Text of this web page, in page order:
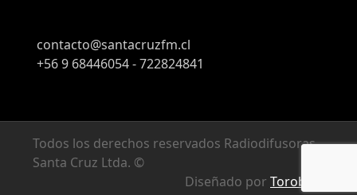
contacto@santacruzfm.cl
+56 9 68446054 - 722824841
Todos los derechos reservados Radiodifusoras
Santa Cruz Ltda. ©
Diseñado por Torobyte